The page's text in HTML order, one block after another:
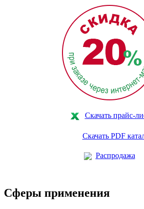
Скачать прайс-
Скачать PDF
Распродажа
Сферы применения